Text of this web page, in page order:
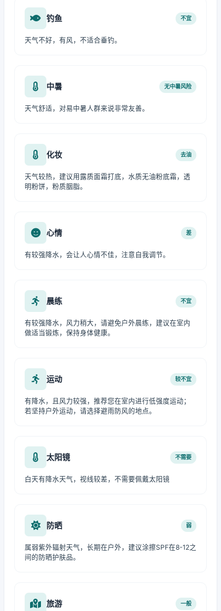
钓鱼 不宜
天气不好，有风，不适合垂钓。
中暑 无中暑风险
天气舒适，对易中暑人群来说非常友善。
化妆 去油
天气较热，建议用露质面霜打底，水质无油粉底霜，透
明粉饼，粉质胭脂。
心情 差
有较强降水，会让人心情不佳，注意自我调节。
晨练 不宜
有较强降水，风力稍大，请避免户外晨练，建议在室内
做适当锻炼，保持身体健康。
运动 较不宜
有降水，且风力较强，推荐您在室内进行低强度运动；
若坚持户外运动，请选择避雨防风的地点。
太阳镜 不需要
白天有降水天气，视线较差，不需要佩戴太阳镜
防晒 弱
属弱紫外辐射天气，长期在户外，建议涂擦SPF在8-12之
间的防晒护肤品。
旅游 一般